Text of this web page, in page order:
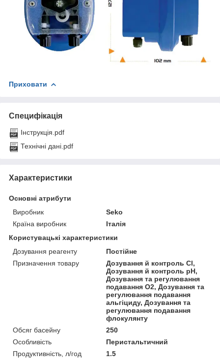
Приховати
Специфікація
Інструкція.pdf
Технічні дані.pdf
Характеристики
Основні атрибути
Виробник
Seko
Країна виробник
Італія
Користувацькі характеристики
Дозування реагенту
Постійне
Призначення товару
Дозування й контроль Cl,
Дозування й контроль pH,
Дозування та регулювання
подавання O2, Дозування та
регулювання подавання
альгіциду, Дозування та
регулювання подавання
флокулянту
Обсяг басейну
250
Особливість
Перистальтичний
Продуктивність, л/год
1.5